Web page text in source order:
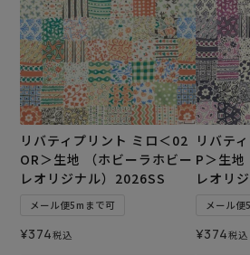
リバティプリント ミロ＜02
OR＞生地 （ホビーラホビー
レオリジナル）2026SS
メール便5mまで可
¥374税込
リバテ
P＞生地
レオリ
メール便
¥374税込